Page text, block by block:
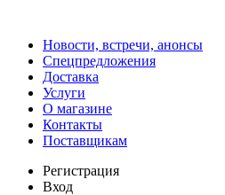
Новости, встречи, анонсы
Спецпредложения
Доставка
Услуги
О магазине
Контакты
Поставщикам
Регистрация
Вход